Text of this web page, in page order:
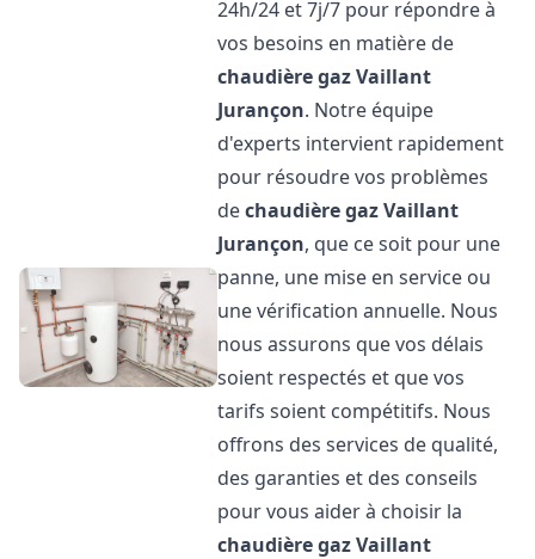
24h/24 et 7j/7 pour répondre à
vos besoins en matière de
chaudière gaz Vaillant
Jurançon. Notre équipe
d'experts intervient rapidement
pour résoudre vos problèmes
dechaudière gaz Vaillant
Jurançon, que ce soit pour une
panne, une mise en service ou
une vérification annuelle. Nous
nous assurons que vos délais
soient respectés et que vos
tarifs soient compétitifs. Nous
offrons des services de qualité,
des garanties et des conseils
pour vous aider à choisir la
chaudière gaz Vaillant